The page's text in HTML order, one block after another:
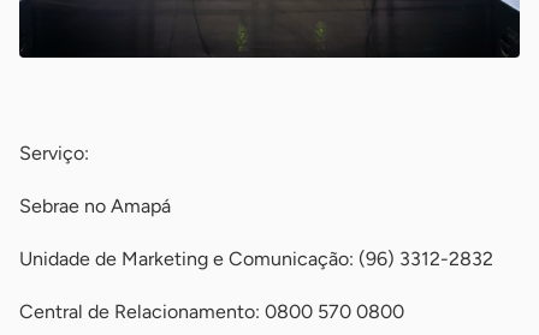
Serviço:
Sebrae no Amapá
Unidade de Marketing e Comunicação: (96) 3312-2832
Central de Relacionamento: 0800 570 0800